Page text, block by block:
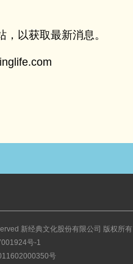
以获取最新消息。
新经典文化股份有限公司 版权所有
号-1
号